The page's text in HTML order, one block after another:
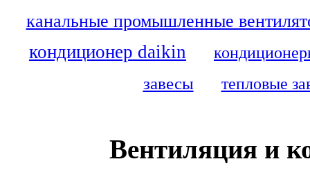
канальные промышленные
кондиционер daikin
завесы тепловые
Вентиляция и